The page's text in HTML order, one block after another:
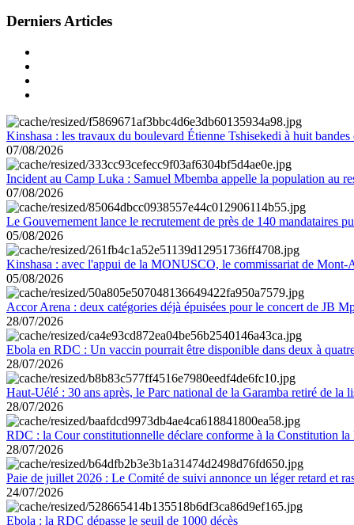
Derniers Articles
Kinshasa : les travaux du boulevard Étienne Tshisekedi à huit
07/08/2026
Incident au Camp Luka : Samuel Mbemba appelle la population au
07/08/2026
Le Gouvernement lance le recrutement de près de 140 mandataires
05/08/2026
Kinshasa : avec l'appui de la MONUSCO, le commissariat de Mont-
05/08/2026
Accor Arena : deux catégories déjà épuisées pour le concert de JB
28/07/2026
Ebola en RDC : Un vaccin pourrait être disponible dans deux à
28/07/2026
Haut-Uélé : 30 ans après, le Parc national de la Garamba retiré de la
28/07/2026
RDC : la Cour constitutionnelle déclare conforme à la Constitution la
28/07/2026
Paie de juillet 2026 : Le Comité de suivi annonce un léger retard et
24/07/2026
Ebola : la RDC dépasse le seuil de 1000 décès